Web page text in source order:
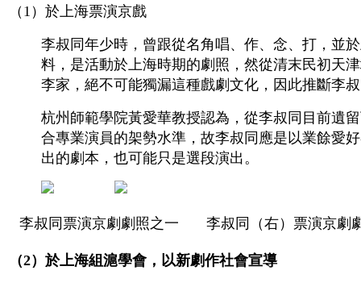
（1）於上海票演京戲
李叔同年少時，曾跟從名角唱、作、念、打，並
料，是活動於上海時期的劇照，然從清末民初天
李家，絕不可能獨漏這種戲劇文化，因此推斷李
杭州師範學院黃愛華教授認為，從李叔同目前遺
合專業演員的架勢水準，故李叔同應是以業餘愛
出的劇本，也可能只是選段演出。
李叔同票演京劇劇照之一 李叔同（右）票演京劇
（2）於上海組滬學會，以新劇作社會宣導